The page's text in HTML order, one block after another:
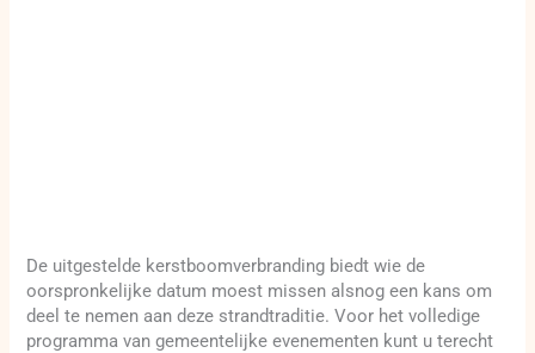
De uitgestelde kerstboomverbranding biedt wie de
oorspronkelijke datum moest missen alsnog een kans om
deel te nemen aan deze strandtraditie. Voor het volledige
programma van gemeentelijke evenementen kunt u terecht